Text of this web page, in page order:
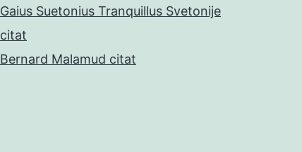
Gaius Suetonius Tranquillus Svetonije
citat
Bernard Malamud citat